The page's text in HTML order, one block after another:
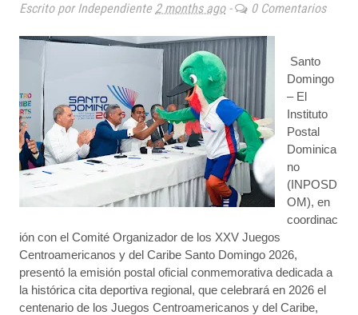
Escrito por Independiente 2 months ago- 0 Comentarios
Santo
Domingo
– El
Instituto
Postal
Dominica
no
(INPOSD
OM), en
coordinac
ión con el Comité Organizador de los XXV Juegos
Centroamericanos y del Caribe Santo Domingo 2026,
presentó la emisión postal oficial conmemorativa dedicada a
la histórica cita deportiva regional, que celebrará en 2026 el
centenario de los Juegos Centroamericanos y del Caribe,